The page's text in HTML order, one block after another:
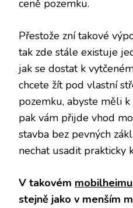
ceně pozemku.
Přestože zní takové
tak zde stále existuje
jak se dostat k
chcete žít pod vlastní
pozemku, abyste měli
pak vám přijde vhod
stavba bez pevných
nechat usadit prakticky
V takovém mobilheimu
stejně jako v menším